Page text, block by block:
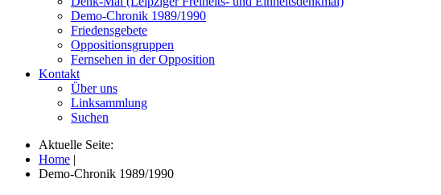
Demo-Chronik 1989/1990
Friedensgebete
Oppositionsgruppen
Fernsehen in der Opposition
Kontakt
Über uns
Linksammlung
Suchen
Aktuelle Seite:
Home |
Demo-Chronik 1989/1990